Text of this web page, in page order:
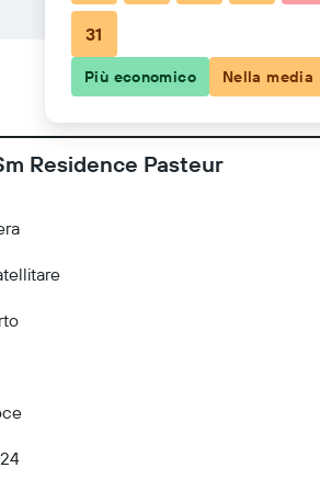
dom 16/08
Residence Pasteur
31
Più economico Nella media